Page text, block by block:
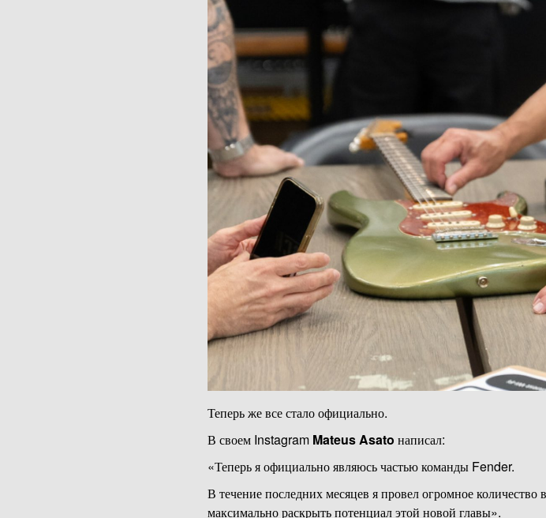
Теперь же все стало официально.
В своем Instagram Mateus Asato написал:
«Теперь я официально являюсь частью команды Fender.
В течение последних месяцев я провел огромное количество
максимально раскрыть потенциал этой новой главы».